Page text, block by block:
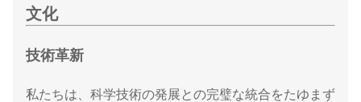
文化
技術革新
私たちは、科学技術の発展との完璧な統合をたゆまず